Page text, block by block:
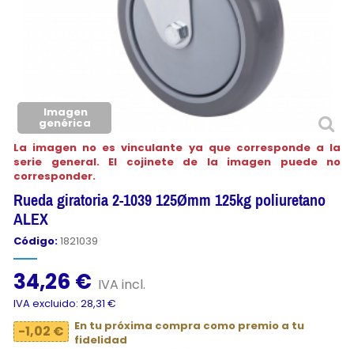
Imagen
genérica
La imagen no es vinculante ya que corresponde a la
serie general. El cojinete de la imagen puede no
corresponder.
Rueda giratoria 2-1039 125Ømm 125kg poliuretano
ALEX
Código:1821039
34,26 € IVA incl.
IVA excluido: 28,31 €
-1,02 €
En tu próxima compra como premio a tu
fidelidad